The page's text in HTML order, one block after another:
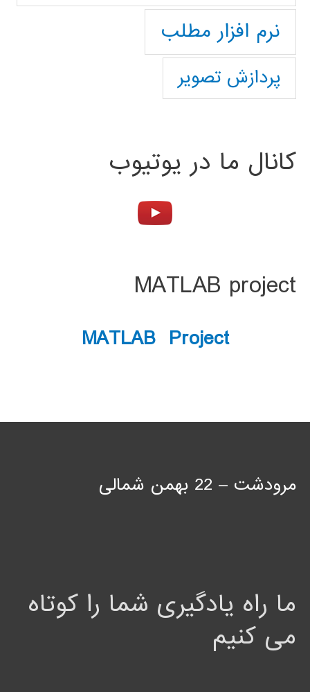
نرم افزار مطلب
پردازش تصویر
کانال ما در یوتیوب
MATLAB project
MATLAB Project
مرودشت – 22 بهمن شمالی
ما راه یادگیری شما را کوتاه
می کنیم